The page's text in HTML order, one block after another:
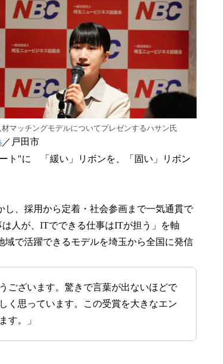
マッチングモデルについてプレゼンするハサン氏
／戸田市
ト"に 「緩い」リボンを、「固い」リボン
し、採用から定着・社会参画まで一気通貫で
人が、ITでできる仕事はITが担う」を軸
で活躍できるモデルを埼玉から全国に発信
ございます。驚きで言葉が出ないほどで
く思っています。この受賞を大きなエン
す。」